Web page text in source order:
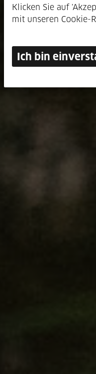
Klicken Sie auf
mit unseren Cookie-
Ich bin